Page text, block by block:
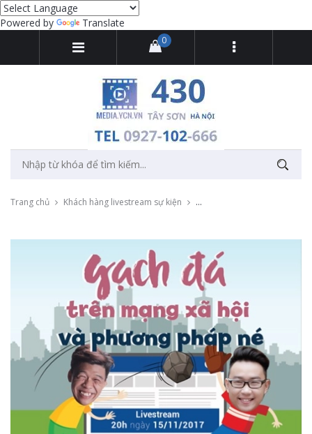
Powered by Translate
0
Trang chủ Khách hàng livestream sự kiện Livestream Vinaphone Live